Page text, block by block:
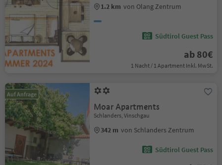
1.2 km von Olang Zentrum
Südtirol Guest Pass
ab 80€
1 Nacht / 1 Apartment Inkl. MwSt.
Auf Anfrage
Moar Apartments
Schlanders, Vinschgau
342 m von Schlanders Zentrum
Südtirol Guest Pass